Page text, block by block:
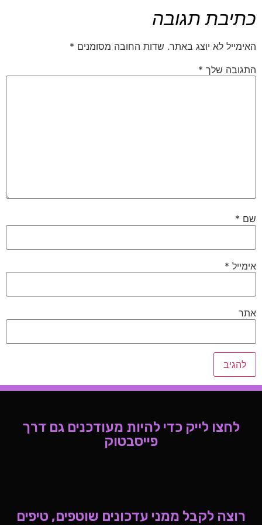
כתיבת תגובה
האימייל לא יוצג באתר. שדות החובה מסומנים *
התגובה שלך *
שם *
אימייל *
אתר
לחצו לייק כדי להיות מעודכנים גם דרך
פייסבטוק
רוצה לקבל ממני עדכונים שוטפים, טיפים